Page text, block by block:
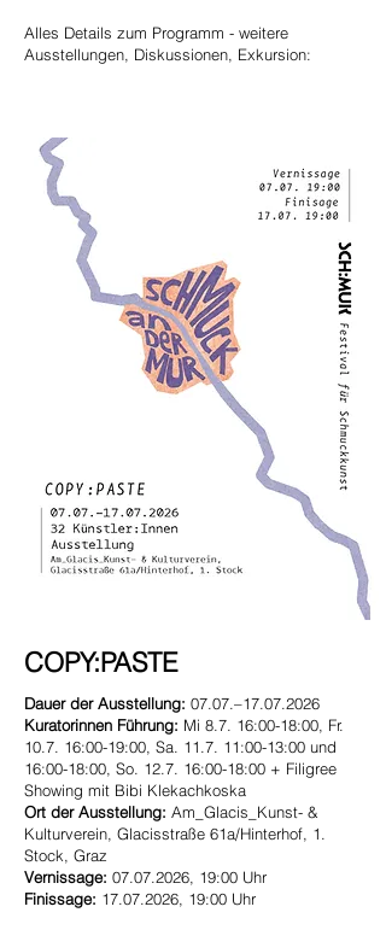
Alles Details zum Programm - weitere
Ausstellungen, Diskussionen, Exkursion:
COPY:PASTE
Dauer der Ausstellung: 07.07.–17.07.2026
Kuratorinnen Führung: Mi 8.7. 16:00-18:00, Fr.
10.7. 16:00-19:00, Sa. 11.7. 11:00-13:00 und
16:00-18:00, So. 12.7. 16:00-18:00 + Filigree
Showing mit Bibi Klekachkoska
Ort der Ausstellung: Am_Glacis_Kunst- &
Kulturverein, Glacisstraße 61a/Hinterhof, 1.
Stock, Graz
Vernissage: 07.07.2026, 19:00 Uhr
Finissage: 17.07.2026, 19:00 Uhr